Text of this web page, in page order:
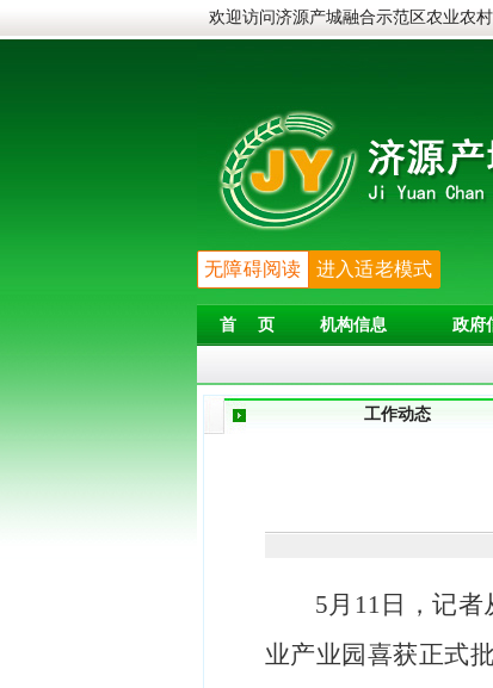
欢迎访问济源产城融合示范区农业农
无障碍阅读 进入适老模式
首 页 机构信息 政府
工作动态
5月11日，记
业产业园喜获正式